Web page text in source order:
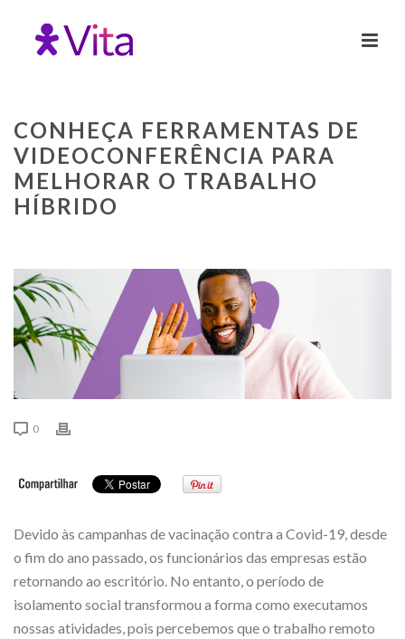
CONHEÇA FERRAMENTAS DE
VIDEOCONFERÊNCIA PARA
MELHORAR O TRABALHO
HÍBRIDO
0
Devido às campanhas de vacinação contra a Covid-19, desde
o fim do ano passado, os funcionários das empresas estão
retornando ao escritório. No entanto, o período de
isolamento social transformou a forma como executamos
nossas atividades, pois percebemos que o trabalho remoto